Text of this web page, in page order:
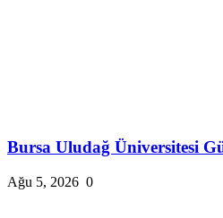
Bursa Uludağ Üniversitesi
Ağu 5, 2026 0